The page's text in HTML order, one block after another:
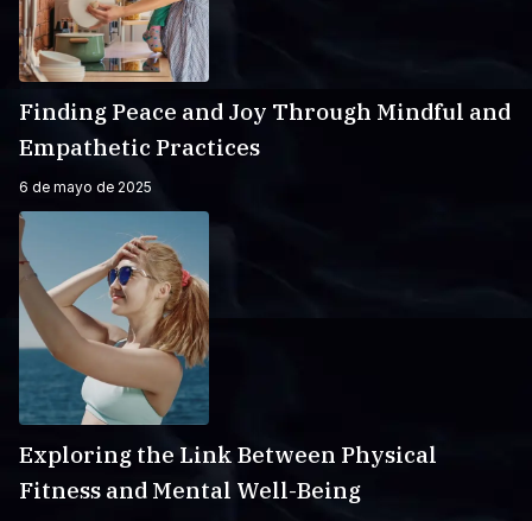
Finding Peace and Joy Through Mindful and
Empathetic Practices
6 de mayo de 2025
Exploring the Link Between Physical
Fitness and Mental Well-Being